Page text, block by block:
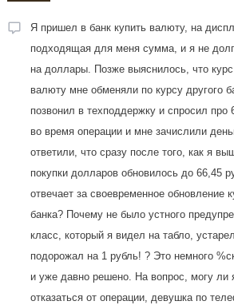
Я пришел в банк купить валюту, на
подходящая для меня сумма, и я не
на доллары. Позже выяснилось, что
валюту мне обменяли по курсу другого
позвонил в техподдержку и спросил про
во время операции и мне зачислили
ответили, что сразу после того, как я
покупки долларов обновилось до 66,45
отвечает за своевременное обновление
банка? Почему не было устного
класс, который я видел на табло,
подорожал на 1 рубль! ? Это немного
и уже давно решено. На вопрос, могу ли
отказаться от операции, девушка по